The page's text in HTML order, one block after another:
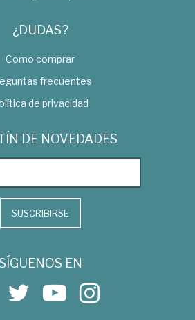
¿DUDAS?
Como comprar
frecuentes
de privacidad
DE NOVEDADES
SUSCRIBIRSE
EN